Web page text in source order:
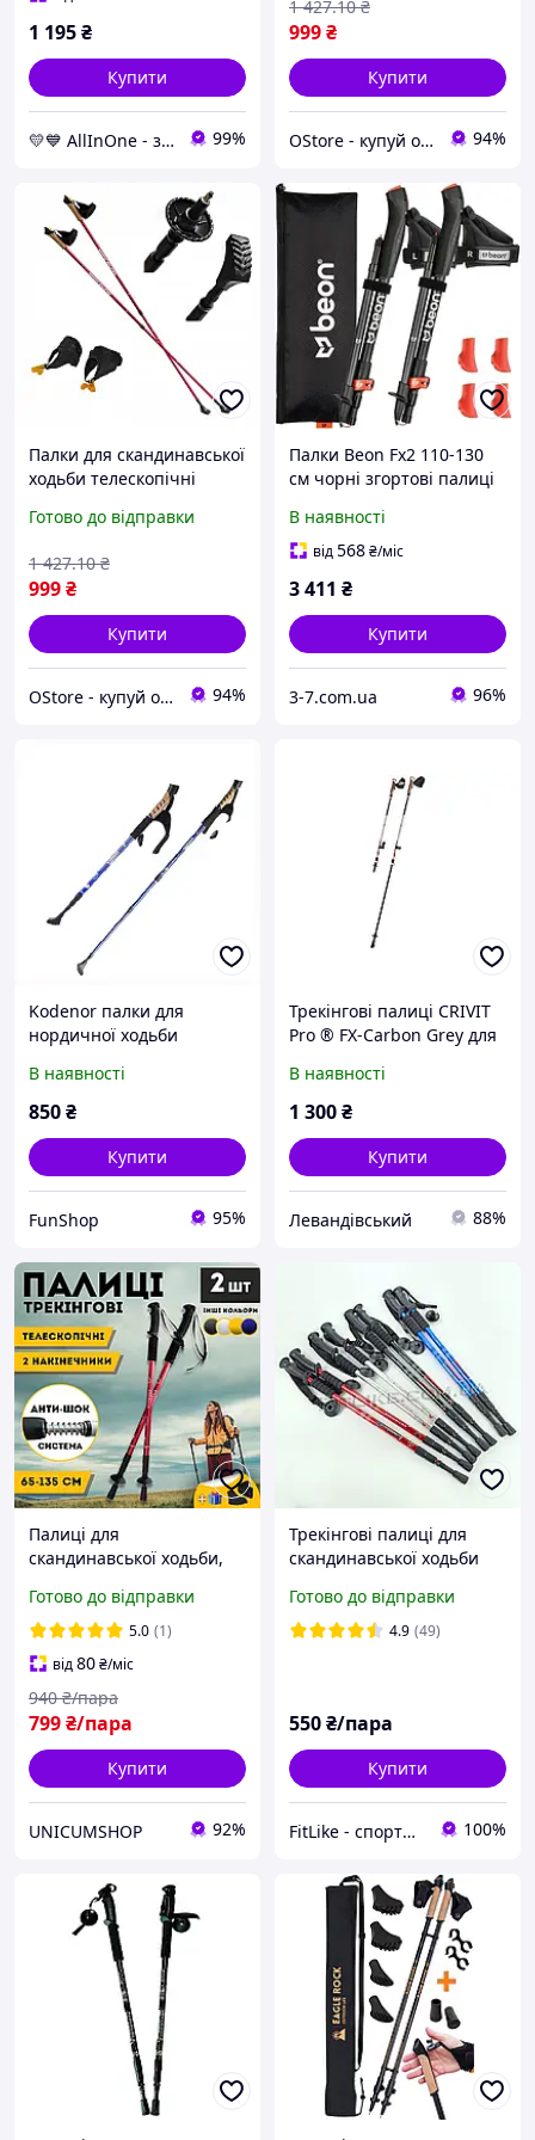
1 195₴
Купити
💛💙 AllInOne - знаходь все необхідне в одному магазині! 99%
999₴
1 427.10 ₴
Купити
OStore - купуй онлайн! 94%
Палки для скандинавської
ходьби телескопічні
ходьби спортивний
Готово до відправки
999₴
1 427.10 ₴
Купити
OStore - купуй онлайн! 94%
Палки Beon Fx2 110-130
см чорні згортові палиці
регульовані для ходьби
прогулянок
В наявності
від568₴/міс
3 411 ₴
Купити
3-7.com.ua 96%
Kodenor палки для
нордичної ходьби
80M60024M
В наявності
850₴
Купити
FunShop 95%
Трекінгові палиці CRIVIT
Pro ® FX-Carbon Grey для
Німеччина
В наявності
1 300₴
Купити
Левандівський 88%
Палиці для
скандинавської ходьби,
походу, Туристичні палиці
Hechpro червоні 3924-1
Готово до відправки
5.0 (1)
від80₴/міс
799₴/пара
940 ₴/пара
Купити
UNICUMSHOP 92%
Трекінгові палиці для
скандинавської ходьби
скандинавські палиці
антішок
Готово до відправки
4.9 (49)
550₴/пара
Купити
FitLike - спортивний інтернет-магазин 100%